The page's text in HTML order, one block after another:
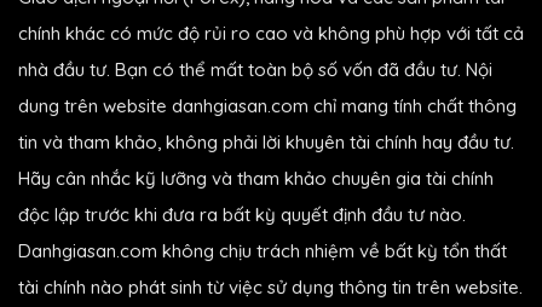
chính khác có mức độ rủi ro cao và không phù hợp với tất cả
nhà đầu tư. Bạn có thể mất toàn bộ số vốn đã đầu tư. Nội
dung trên website danhgiasan.com chỉ mang tính chất thông
tin và tham khảo, không phải lời khuyên tài chính hay đầu tư.
Hãy cân nhắc kỹ lưỡng và tham khảo chuyên gia tài chính
độc lập trước khi đưa ra bất kỳ quyết định đầu tư nào.
Danhgiasan.com không chịu trách nhiệm về bất kỳ tổn thất
tài chính nào phát sinh từ việc sử dụng thông tin trên website.